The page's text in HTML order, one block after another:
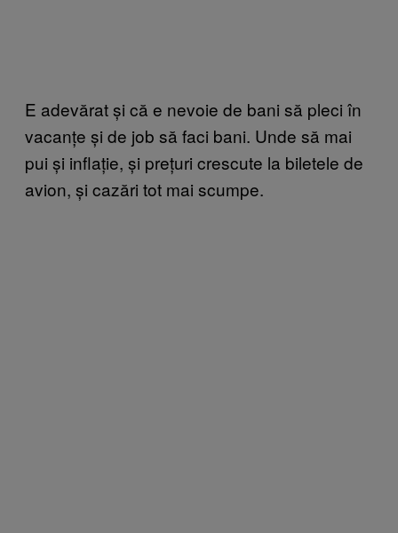
E adevărat și că e nevoie de bani să pleci în
vacanțe și de job să faci bani. Unde să mai
pui și inflație, și prețuri crescute la biletele de
avion, și cazări tot mai scumpe.